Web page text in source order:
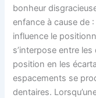
bonheur
enfance à cause de
influence le
s’interpose entre
position en les
espacements se
dentaires.